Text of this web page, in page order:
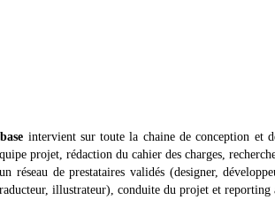
intervient sur toute la chaine de conception et
projet, rédaction du cahier des charges,
réseau de prestataires validés (designer,
illustrateur), conduite du projet et reporting